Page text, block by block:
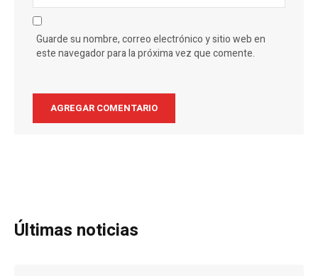
Guarde su nombre, correo electrónico y sitio web en
este navegador para la próxima vez que comente.
Últimas noticias